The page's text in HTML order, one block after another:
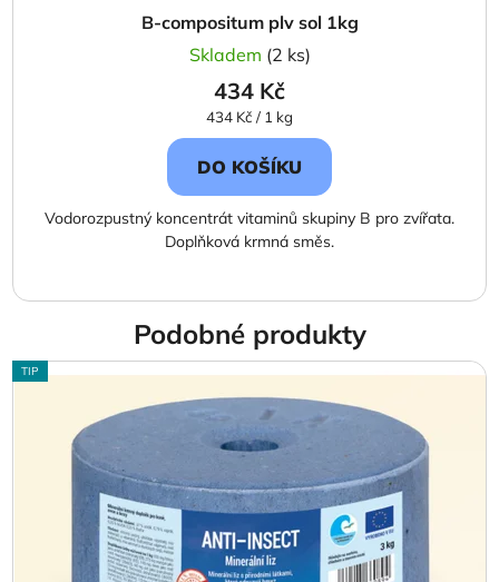
B-compositum plv sol 1kg
Skladem (2 ks)
434 Kč
Měrná
cena:
434 Kč / 1 kg
DO KOŠÍKU
Vodorozpustný koncentrát vitaminů skupiny B pro zvířata.
Doplňková krmná směs.
Podobné produkty
TIP